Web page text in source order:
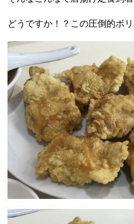
どうですか！？この圧倒的ボリ